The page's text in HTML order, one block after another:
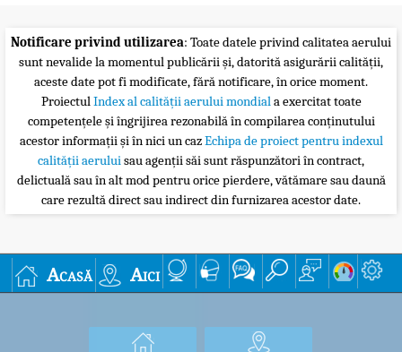
Notificare privind utilizarea: Toate datele privind calitatea aerului
sunt nevalide la momentul publicării și, datorită asigurării calității,
aceste date pot fi modificate, fără notificare, în orice moment.
ProiectulIndex al calității aerului mondiala exercitat toate
competențele și îngrijirea rezonabilă în compilarea conținutului
acestor informații și în nici un cazEchipa de proiect pentru indexul
calității aeruluisau agenții săi sunt răspunzători în contract,
delictuală sau în alt mod pentru orice pierdere, vătămare sau daună
care rezultă direct sau indirect din furnizarea acestor date.
Acasă Aici